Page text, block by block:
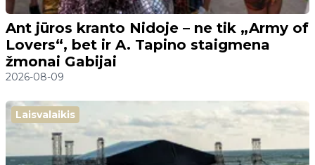
Ant jūros kranto Nidoje – ne tik „Army of
Lovers“, bet ir A. Tapino staigmena
žmonai Gabijai
2026-08-09
Laisvalaikis